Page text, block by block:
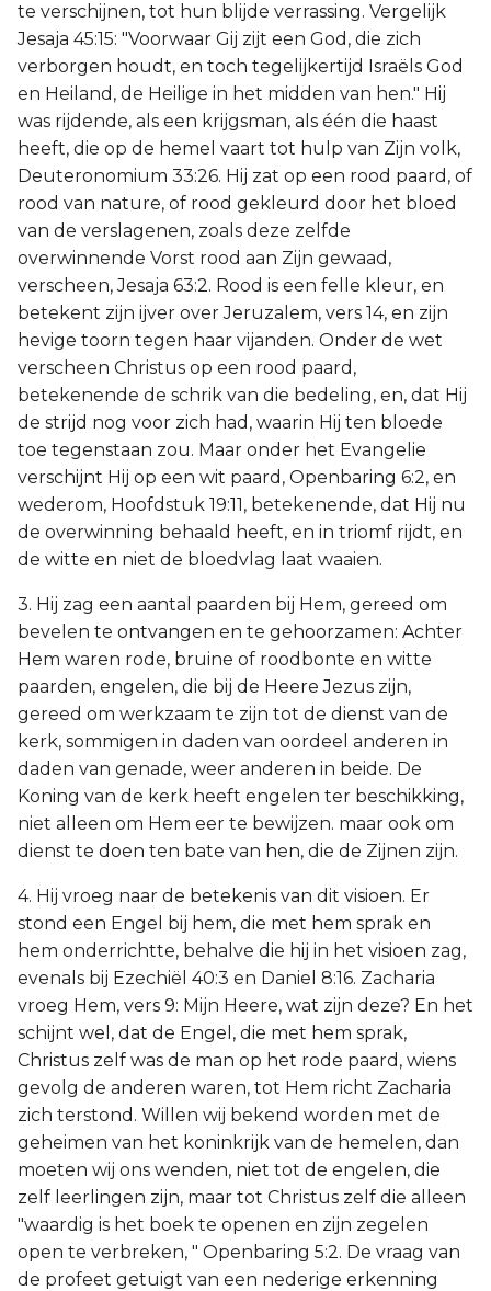
te verschijnen, tot hun blijde verrassing. Vergelijk
Jesaja 45:15: "Voorwaar Gij zijt een God, die zich
verborgen houdt, en toch tegelijkertijd Israëls God
en Heiland, de Heilige in het midden van hen." Hij
was rijdende, als een krijgsman, als één die haast
heeft, die op de hemel vaart tot hulp van Zijn volk,
Deuteronomium 33:26. Hij zat op een rood paard, of
rood van nature, of rood gekleurd door het bloed
van de verslagenen, zoals deze zelfde
overwinnende Vorst rood aan Zijn gewaad,
verscheen, Jesaja 63:2. Rood is een felle kleur, en
betekent zijn ijver over Jeruzalem, vers 14, en zijn
hevige toorn tegen haar vijanden. Onder de wet
verscheen Christus op een rood paard,
betekenende de schrik van die bedeling, en, dat Hij
de strijd nog voor zich had, waarin Hij ten bloede
toe tegenstaan zou. Maar onder het Evangelie
verschijnt Hij op een wit paard, Openbaring 6:2, en
wederom, Hoofdstuk 19:11, betekenende, dat Hij nu
de overwinning behaald heeft, en in triomf rijdt, en
de witte en niet de bloedvlag laat waaien.
3. Hij zag een aantal paarden bij Hem, gereed om
bevelen te ontvangen en te gehoorzamen: Achter
Hem waren rode, bruine of roodbonte en witte
paarden, engelen, die bij de Heere Jezus zijn,
gereed om werkzaam te zijn tot de dienst van de
kerk, sommigen in daden van oordeel anderen in
daden van genade, weer anderen in beide. De
Koning van de kerk heeft engelen ter beschikking,
niet alleen om Hem eer te bewijzen. maar ook om
dienst te doen ten bate van hen, die de Zijnen zijn.
4. Hij vroeg naar de betekenis van dit visioen. Er
stond een Engel bij hem, die met hem sprak en
hem onderrichtte, behalve die hij in het visioen zag,
evenals bij Ezechiël 40:3 en Daniel 8:16. Zacharia
vroeg Hem, vers 9: Mijn Heere, wat zijn deze? En het
schijnt wel, dat de Engel, die met hem sprak,
Christus zelf was de man op het rode paard, wiens
gevolg de anderen waren, tot Hem richt Zacharia
zich terstond. Willen wij bekend worden met de
geheimen van het koninkrijk van de hemelen, dan
moeten wij ons wenden, niet tot de engelen, die
zelf leerlingen zijn, maar tot Christus zelf die alleen
"waardig is het boek te openen en zijn zegelen
open te verbreken, " Openbaring 5:2. De vraag van
de profeet getuigt van een nederige erkenning